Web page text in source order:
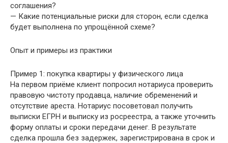
соглашения?
— Какие потенциальные риски для сторон, если сделка
будет выполнена по упрощённой схеме?
Опыт и примеры из практики
Пример 1: покупка квартиры у физического лица
На первом приёме клиент попросил нотариуса проверить
правовую чистоту продавца, наличие обременений и
отсутствие ареста. Нотариус посоветовал получить
выписки ЕГРН и выписку из росреестра, а также уточнить
форму оплаты и сроки передачи денег. В результате
сделка прошла без задержек, зарегистрирована в срок и